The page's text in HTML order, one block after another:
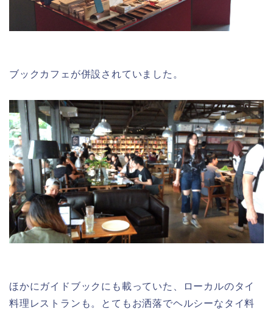
ブックカフェが併設されていました。
ほかにガイドブックにも載っていた、ローカルのタイ
料理レストランも。とてもお洒落でヘルシーなタイ料